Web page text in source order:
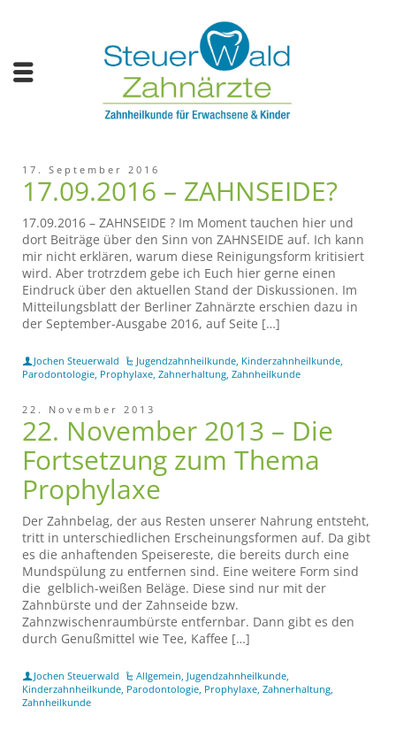
17. September 2016
17.09.2016 – ZAHNSEIDE?
17.09.2016 – ZAHNSEIDE ? Im Moment tauchen hier und
dort Beiträge über den Sinn von ZAHNSEIDE auf. Ich kann
mir nicht erklären, warum diese Reinigungsform kritisiert
wird. Aber trotrzdem gebe ich Euch hier gerne einen
Eindruck über den aktuellen Stand der Diskussionen. Im
Mitteilungsblatt der Berliner Zahnärzte erschien dazu in
der September-Ausgabe 2016, auf Seite […]
Jochen Steuerwald Jugendzahnheilkunde, Kinderzahnheilkunde,
Parodontologie, Prophylaxe, Zahnerhaltung, Zahnheilkunde
22. November 2013
22. November 2013 – Die
Fortsetzung zum Thema
Prophylaxe
Der Zahnbelag, der aus Resten unserer Nahrung entsteht,
tritt in unterschiedlichen Erscheinungsformen auf. Da gibt
es die anhaftenden Speisereste, die bereits durch eine
Mundspülung zu entfernen sind. Eine weitere Form sind
die gelblich-weißen Beläge. Diese sind nur mit der
Zahnbürste und der Zahnseide bzw.
Zahnzwischenraumbürste entfernbar. Dann gibt es den
durch Genußmittel wie Tee, Kaffee […]
Jochen Steuerwald Allgemein, Jugendzahnheilkunde,
Kinderzahnheilkunde, Parodontologie, Prophylaxe, Zahnerhaltung,
Zahnheilkunde